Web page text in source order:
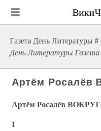
Газета День Литературы
День Литературы Газета
Артём
Артём Росалёв
I